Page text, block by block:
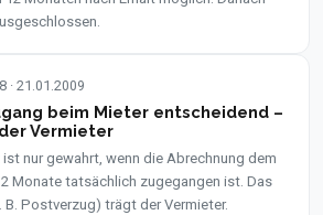
· 21.01.2009
beim Mieter entscheidend –
Vermieter
nur gewahrt, wenn die Abrechnung dem
Monate tatsächlich zugegangen ist. Das
Postverzug) trägt der Vermieter.